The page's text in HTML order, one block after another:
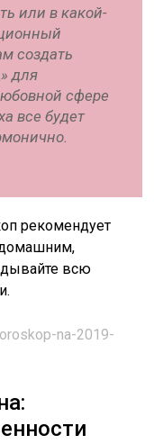
или в какой-
создать
для
сфере
все будет
рекомендует
всю
na-2019-